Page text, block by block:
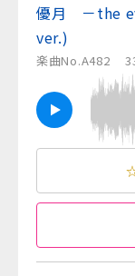
優月 －the
ver.)
楽曲No.A482